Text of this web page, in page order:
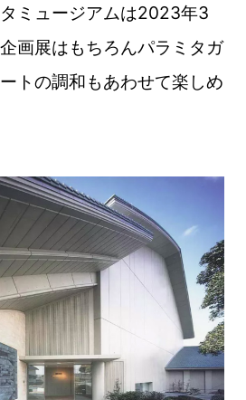
ミュージアムは2023年3
画展はもちろんパラミタガ
トの調和もあわせて楽しめ